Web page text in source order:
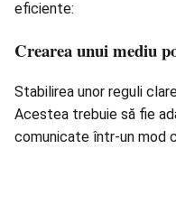
eficiente:
Crearea unui mediu
Stabilirea unor reguli
Acestea trebuie să fie
comunicate într-un mod